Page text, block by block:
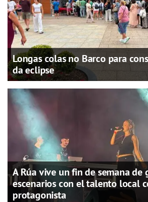
Longas colas no Barco para
da eclipse
A Rúa vive un fin de semana de
escenarios con el talento local
protagonista